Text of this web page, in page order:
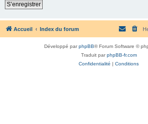
S’enregistrer
Accueil Index du forum
Développé parphpBB® Forum Software ©
Traduit parphpBB-fr.com
Confidentialité | Conditions